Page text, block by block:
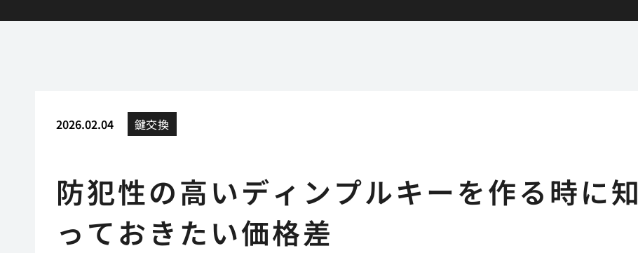
2026.02.04 鍵交換
防犯性の高いディンプルキーを作る時に知
っておきたい価格差